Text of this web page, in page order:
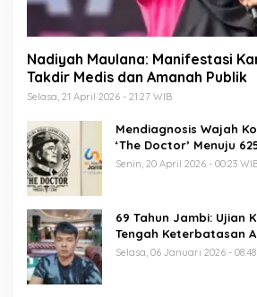
Nadiyah Maulana: Manifestasi
Takdir Medis dan Amanah Publik
Selasa, 21 April 2026 - 21:27 WIB
Mendiagnosis Wajah
‘The Doctor’ Menuju
Pusako Batuah
Senin, 20 April 2026 - 00:23
69 Tahun Jambi: Ujian
Tengah Keterbatasan
Selasa, 06 Januari 2026 -